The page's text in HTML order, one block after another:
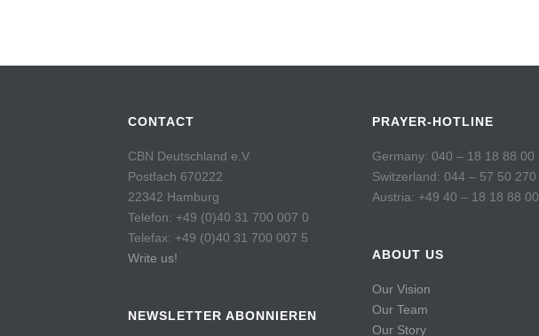
CONTACT
CBN Deutschland e.V.
Postfach 670222
22342 Hamburg
Telefon: +49 (0)40 31 700 007 0
Telefax: +49 (0)40 31 700 007 5
Write us!
NEWSLETTER ABONNIEREN
PRAYER-HOTLINE
Germany: 040 – 18 18 88 00
Switzerland: 044 – 57 50 270
Austria: +49 40 – 18 18 88 00
ABOUT US
Our Vision
Our Team
Our Story